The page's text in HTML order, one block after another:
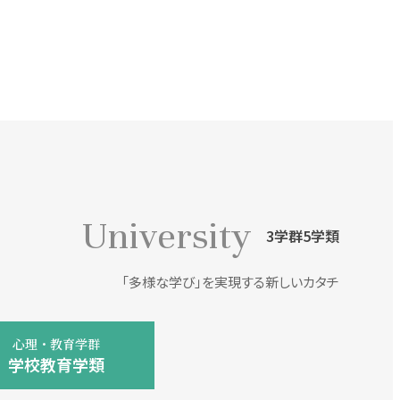
University 3学群5学類
「多様な学び」を実現する新しいカタチ
心理・教育学群
学校教育学類